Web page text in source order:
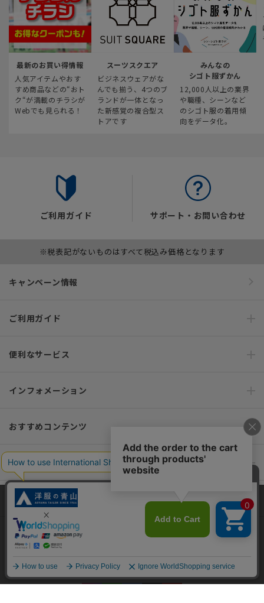
最新のお買い得情報
人気アイテムやおす
すめ商品などの“おト
ク“が満載のチラシが
Webでも見られる！
スーツスクエア
ビジネスウェアがな
んでも揃う、4つのブ
ランドが一体となっ
た新感覚の複合型ス
トアです
みんなの
シゴト服ずかん
12,000人以上の業界
や職種、シーンなど
のシゴト服の着用傾
向をデータ化。
ご利用ガイド サポート・お問い合わせ
※税表記がないものはすべて税込み価格となります
キャンペーン情報
ご利用ガイド
便利なサービス
インフォメーション
おすすめコンテンツ
ポリシー・企業情報
オーダースーツなら SHITATE
OFFICIAL SNS
当サイトでは、快適な閲覧体験とコンテンツ改善のためにCookieを使用
しています。閲覧を続けることで、Cookieの使用に同意したものとみな
します。詳細については
同意して閉じる